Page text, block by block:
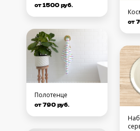
от 1500 руб.
Полотенце
от 790 руб.
от